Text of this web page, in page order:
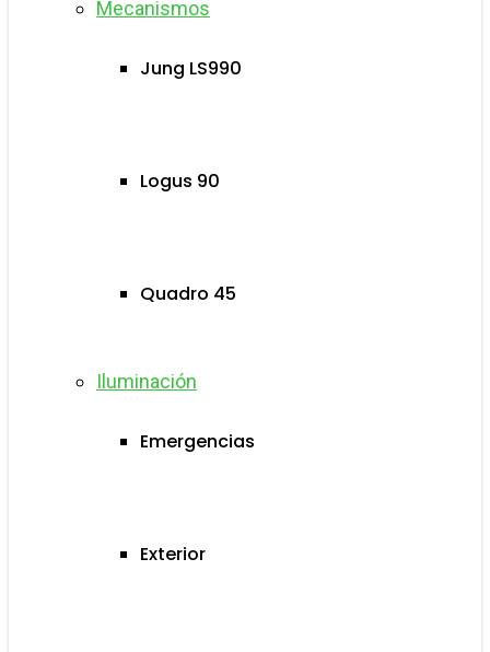
Mecanismos
Jung LS990
Logus 90
Quadro 45
Iluminación
Emergencias
Exterior